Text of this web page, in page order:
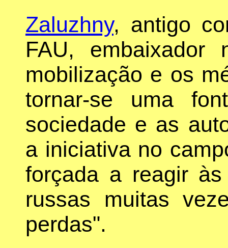
Zaluzhny, antigo
FAU,
mobilização e os
tornar-se uma
sociedade e as
a iniciativa no
forçada a reagir
russas muitas
perdas".